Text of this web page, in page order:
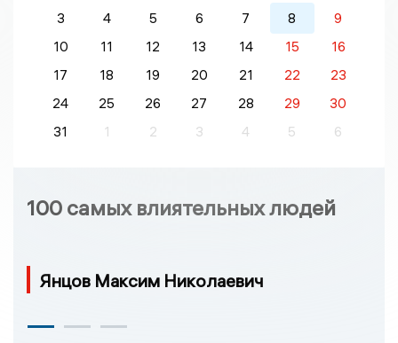
3
4 5 6 7 8
9
10
11 12 13 14 15
16
17
18 19 20 21 22
23
24
25 26 27 28 29
30
31
1 2 3 4 5 6
100 самых влиятельных людей
Янцов Максим Николаевич